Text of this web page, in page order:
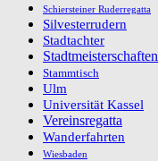
Schiersteiner Ruderregatta
Silvesterrudern
Stadtachter
Stadtmeisterschaften
Stammtisch
Ulm
Universität Kassel
Vereinsregatta
Wanderfahrten
Wiesbaden